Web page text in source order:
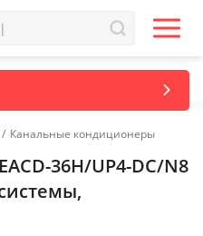
/ Канальные кондиционеры
36H/UP4-DC/N8